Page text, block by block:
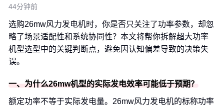
44分钟前
选购26mw风力发电机时，你是否只关注了功率参数，却忽
略了场景适配性和系统协同性？本文将帮你拆解超大功率
机型选型中的关键判断点，避免因认知偏差导致的决策失
误。
一、为什么26mw机型的实际发电效率可能低于预期？
额定功率不等于实际发电量。26mw风力发电机的标称功率